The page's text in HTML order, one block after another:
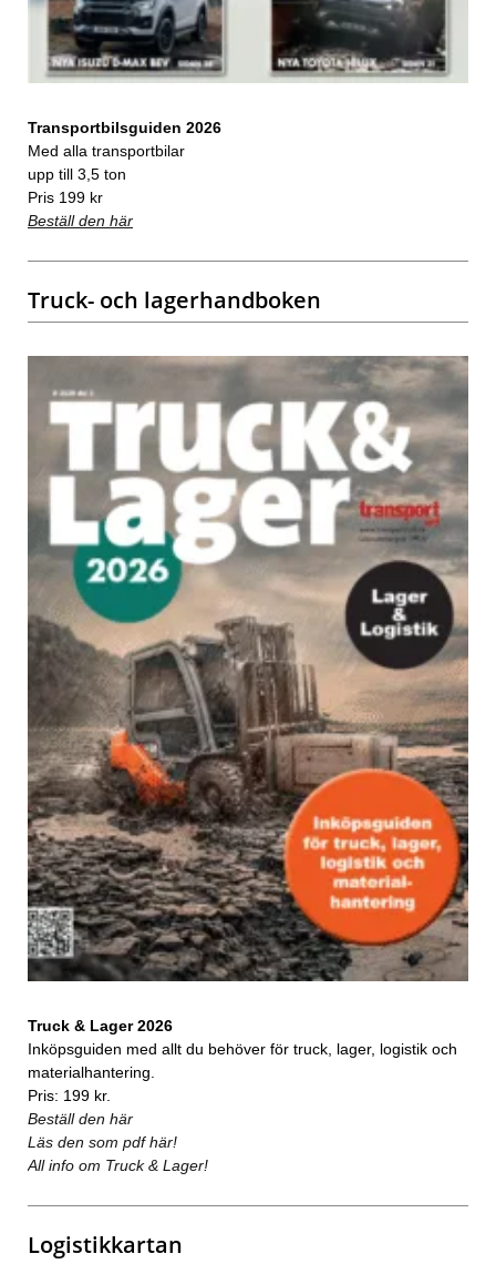
Transportbilsguiden 2026
Med alla transportbilar
upp till 3,5 ton
Pris 199 kr
Beställ den här
Truck- och lagerhandboken
Truck & Lager 2026
Inköpsguiden med allt du behöver för truck, lager, logistik och
materialhantering.
Pris: 199 kr.
Beställ den här
Läs den som pdf här!
All info om Truck & Lager!
Logistikkartan